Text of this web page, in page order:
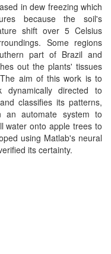
in dew freezing which
because the soil's
shift over 5 Celsius
Some regions
part of Brazil and
out the plants' tissues
aim of this work is to
dynamically directed to
classifies its patterns,
an automate system to
water onto apple trees to
using Matlab's neural
its certainty.